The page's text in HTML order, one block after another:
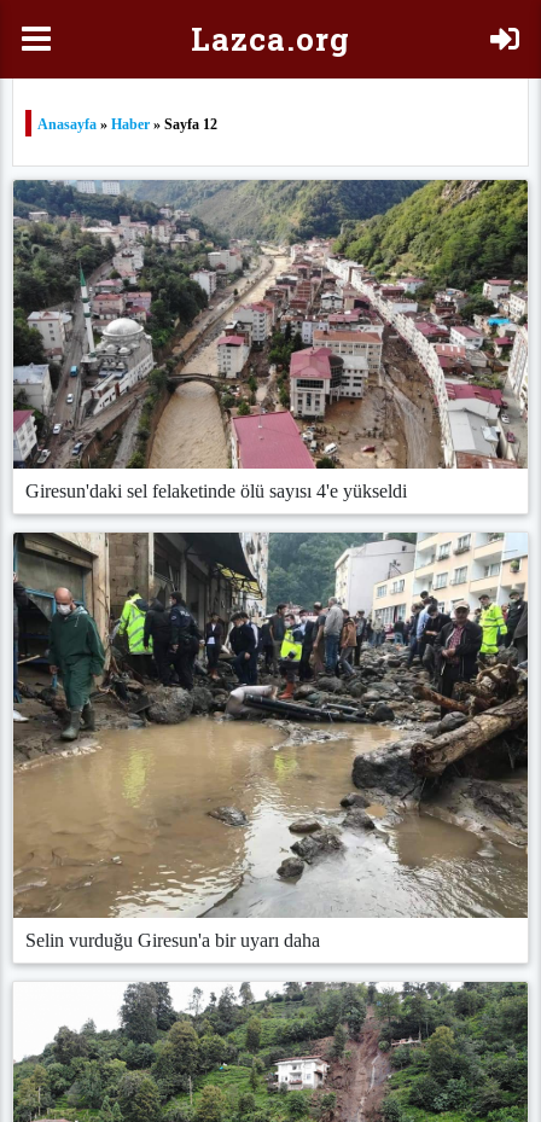
Lazca.org
Anasayfa » Haber » Sayfa 12
Giresun'daki sel felaketinde ölü sayısı 4'e yükseldi
Selin vurduğu Giresun'a bir uyarı daha